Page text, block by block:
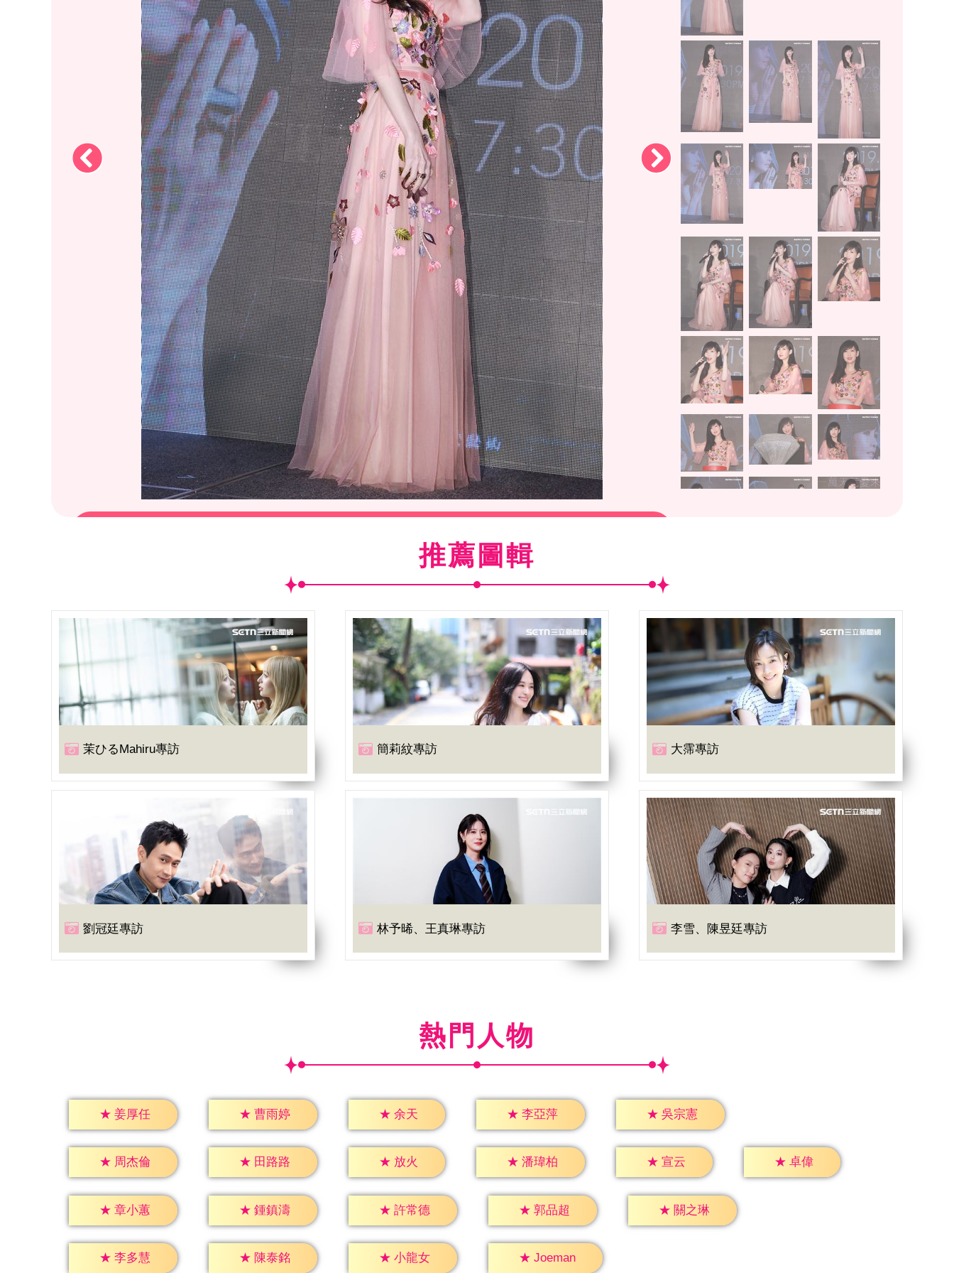
推薦圖輯
茉ひるMahiru專訪 簡莉紋專訪 大霈專訪
劉冠廷專訪 林予晞、王真琳專訪 李雪、陳昱廷專訪
熱門人物
★ 姜厚任 ★ 曹雨婷 ★ 余天 ★ 李亞萍 ★ 吳宗憲
★ 周杰倫 ★ 田路路 ★ 放火 ★ 潘瑋柏 ★ 宣云 ★ 卓偉
★ 章小蕙 ★ 鍾鎮濤 ★ 許常德 ★ 郭品超 ★ 關之琳
★ 李多慧 ★ 陳泰銘 ★ 小龍女 ★ Joeman